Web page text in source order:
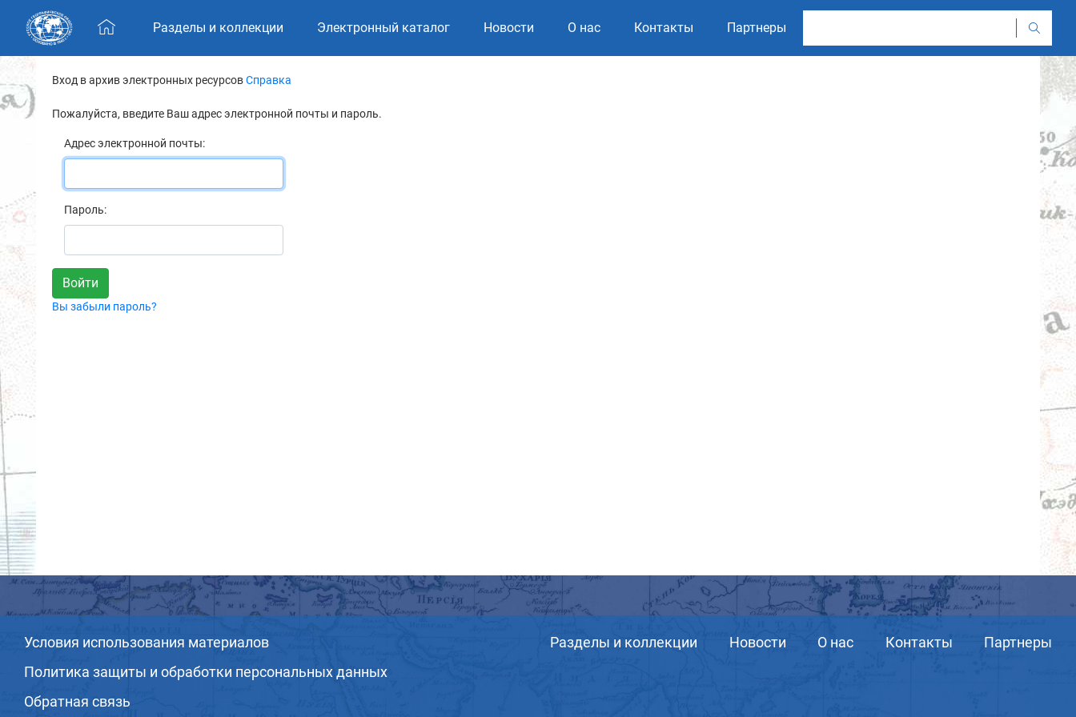
Skip navigation
Разделы и коллекции Электронный каталог Новости О нас Контакты Партнеры
Вход в архив электронных ресурсовСправка
Пожалуйста, введите Ваш адрес электронной почты и пароль.
Адрес электронной почты:
Пароль:
Вы забыли пароль?
Условия использования материалов
Политика защиты и обработки персональных данных
Обратная связь
Разделы и коллекции Новости О нас Контакты Партнеры